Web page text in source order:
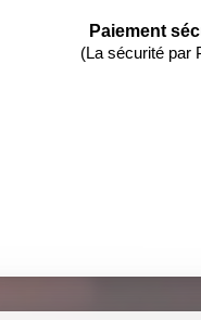
Paiement
(La sécurité par